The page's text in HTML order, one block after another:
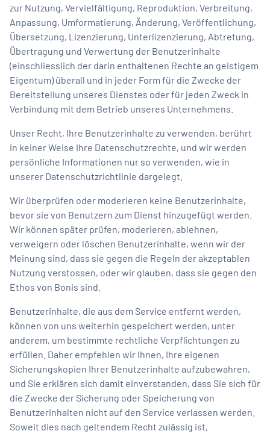
zur Nutzung, Vervielfältigung, Reproduktion, Verbreitung,
Anpassung, Umformatierung, Änderung, Veröffentlichung,
Übersetzung, Lizenzierung, Unterlizenzierung, Abtretung,
Übertragung und Verwertung der Benutzerinhalte
(einschliesslich der darin enthaltenen Rechte an geistigem
Eigentum) überall und in jeder Form für die Zwecke der
Bereitstellung unseres Dienstes oder für jeden Zweck in
Verbindung mit dem Betrieb unseres Unternehmens.
Unser Recht, Ihre Benutzerinhalte zu verwenden, berührt
in keiner Weise Ihre Datenschutzrechte, und wir werden
persönliche Informationen nur so verwenden, wie in
unserer Datenschutzrichtlinie dargelegt.
Wir überprüfen oder moderieren keine Benutzerinhalte,
bevor sie von Benutzern zum Dienst hinzugefügt werden.
Wir können später prüfen, moderieren, ablehnen,
verweigern oder löschen Benutzerinhalte, wenn wir der
Meinung sind, dass sie gegen die Regeln der akzeptablen
Nutzung verstossen, oder wir glauben, dass sie gegen den
Ethos von Bonis sind.
Benutzerinhalte, die aus dem Service entfernt werden,
können von uns weiterhin gespeichert werden, unter
anderem, um bestimmte rechtliche Verpflichtungen zu
erfüllen. Daher empfehlen wir Ihnen, Ihre eigenen
Sicherungskopien Ihrer Benutzerinhalte aufzubewahren,
und Sie erklären sich damit einverstanden, dass Sie sich für
die Zwecke der Sicherung oder Speicherung von
Benutzerinhalten nicht auf den Service verlassen werden.
Soweit dies nach geltendem Recht zulässig ist,